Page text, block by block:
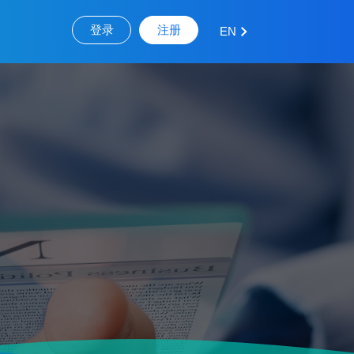
登录 注册 EN